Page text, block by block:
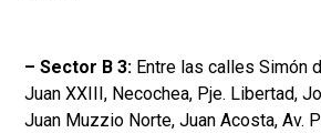
– Sector B 3: Entre las calles Simón
Juan XXIII, Necochea, Pje. Libertad,
Juan Muzzio Norte, Juan Acosta, Av.